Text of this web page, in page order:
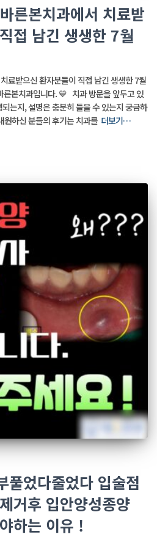
른본치과에서 치료받
접 남긴 생생한 7월
료받으신 환자분들이 직접 남긴 생생한 7월
본치과입니다. 💙 치과 방문을 앞두고 있
는지, 설명은 충분히 들을 수 있는지 궁금하
하신 분들의 후기는 치과를 더보기…
풀었다줄었다 입술점
거후 입안양성종양
하는 이유 !